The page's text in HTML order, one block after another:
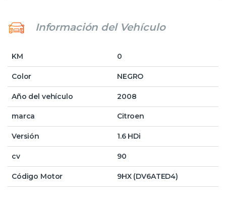
Información del Vehículo
KM 0
Color NEGRO
Año del vehículo 2008
marca Citroen
Versión 1.6 HDi
cv 90
Código Motor 9HX (DV6ATED4)